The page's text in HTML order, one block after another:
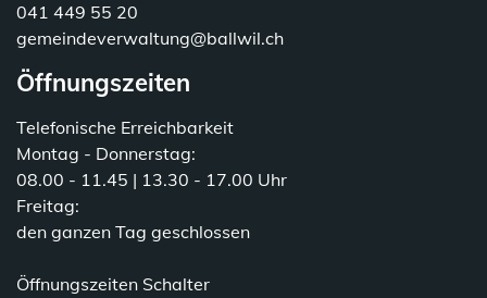
041 449 55 20
gemeindeverwaltung@ballwil.ch
Öffnungszeiten
Telefonische Erreichbarkeit
Montag - Donnerstag:
08.00 - 11.45 | 13.30 - 17.00 Uhr
Freitag:
den ganzen Tag geschlossen
Öffnungszeiten Schalter